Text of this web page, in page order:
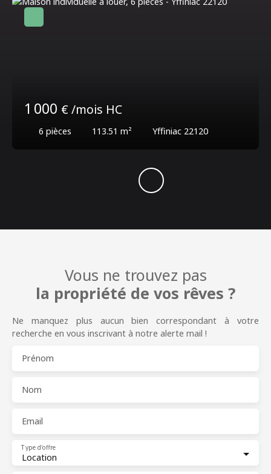
1 000 € /mois HC
6 pièces 113.51 m² Yffiniac 22120
Vous ne trouvez pas
la propriété de vos rêves ?
Ne manquez plus aucun bien correspondant à votre
recherche en vous inscrivant à notre alerte mail !
Prénom
Nom
Email
Location
Type d'offre